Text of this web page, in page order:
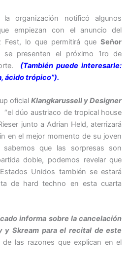
organización notificó algunos
empiezan con el anuncio del
Fest, lo que permitirá queSeñor
presenten el próximo 1ro de
(También puede interesarle:
ácido trópico”).
oficialKlangkarussell y Designer
“el dúo austriaco de tropical house
junto a Adrian Held, aterrizará
en el mejor momento de su joven
sabemos que las sorpresas son
doble, podemos revelar que
Unidos también se estará
de hard techno en esta cuarta
informa sobre la cancelación
y Skream para el recital de este
las razones que explican en el